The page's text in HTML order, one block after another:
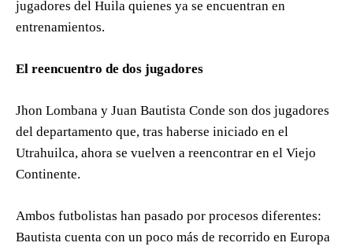
jugadores del Huila quienes ya se encuentran en
entrenamientos.
El reencuentro de dos jugadores
Jhon Lombana y Juan Bautista Conde son dos jugadores
del departamento que, tras haberse iniciado en el
Utrahuilca, ahora se vuelven a reencontrar en el Viejo
Continente.
Ambos futbolistas han pasado por procesos diferentes:
Bautista cuenta con un poco más de recorrido en Europa